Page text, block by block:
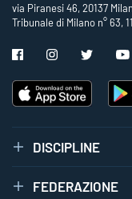
via Piranesi 46, 20137
Tribunale di Milano n° 63,
DISCIPLINE
FEDERAZIONE